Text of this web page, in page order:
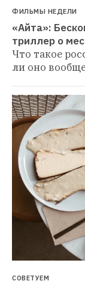
ФИЛЬМЫ НЕДЕЛИ
«Айта»:
триллер о
Что такое
ли оно
СОВЕТУЕМ